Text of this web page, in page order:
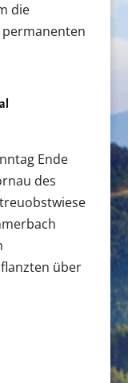
die
Ende
des
über